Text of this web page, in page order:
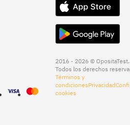
2016 - 2026 © OpositaTest.
Todos los derechos
Términos y
condicionesPrivacidad
cookies